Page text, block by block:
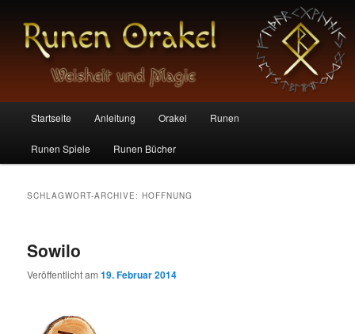
Runen Orakel
Zum
Inhalt
Zum
sekundären
Startseite Anleitung Orakel Runen
Runen Spiele Runen Bücher
SCHLAGWORT-ARCHIVE:HOFFNUNG
Sowilo
Veröffentlicht am19. Februar 2014